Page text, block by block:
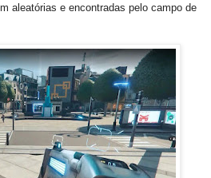
aleatórias e encontradas pelo campo de